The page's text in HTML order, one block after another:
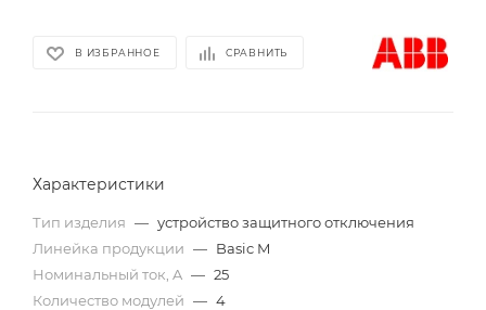
В ИЗБРАННОЕ СРАВНИТЬ
Характеристики
Тип изделия — устройство защитного отключения
Линейка продукции — Basic M
Номинальный ток, A — 25
Количество модулей — 4